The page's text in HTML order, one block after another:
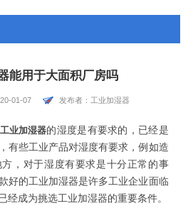
能用于大面积厂房吗
01-07 发布者：工业加湿器
工业加湿器的湿度是有要求的，已经是
有些工业产品对湿度有要求，例如造
，对于湿度有要求是十分正常的事
好的工业加湿器是许多工业企业面临
经成为挑选工业加湿器的重要条件。